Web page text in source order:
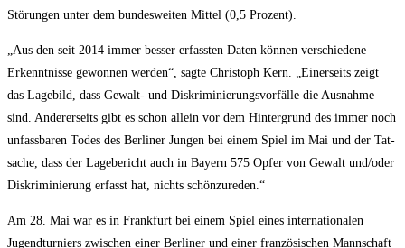
Stö­run­gen unter dem bun­des­wei­ten Mit­tel (0,5 Prozent).
„Aus den seit 2014 immer bes­ser erfass­ten Daten kön­nen ver­schie­de­ne
Erkennt­nis­se gewon­nen wer­den“, sag­te Chris­toph Kern. „Einer­seits zeigt
das Lage­bild, dass Gewalt- und Dis­kri­mi­nie­rungs­vor­fäl­le die Aus­nah­me
sind. Ande­rer­seits gibt es schon allein vor dem Hin­ter­grund des immer noch
unfass­ba­ren Todes des Ber­li­ner Jun­gen bei einem Spiel im Mai und der Tat­
sa­che, dass der Lage­be­richt auch in Bay­ern 575 Opfer von Gewalt und/​oder
Dis­kri­mi­nie­rung erfasst hat, nichts schönzureden.“
Am 28. Mai war es in Frank­furt bei einem Spiel eines inter­na­tio­na­len
Jugend­tur­niers zwi­schen einer Ber­li­ner und einer fran­zö­si­schen Mann­schaft